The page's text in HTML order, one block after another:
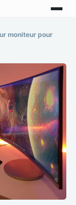
moniteur pour